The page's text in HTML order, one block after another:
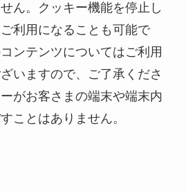
ん。クッキー機能を停止し
利用になることも可能で
ンテンツについてはご利用
いますので、ご了承くださ
がお客さまの端末や端末内
ことはありません。